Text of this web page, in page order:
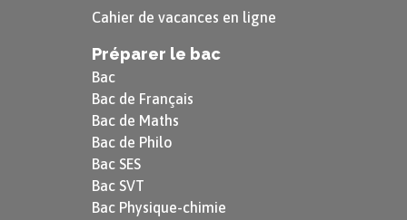
Cahier de vacances en ligne
Préparer le bac
Bac
Bac de Français
Bac de Maths
Bac de Philo
Bac SES
Bac SVT
Bac Physique-chimie